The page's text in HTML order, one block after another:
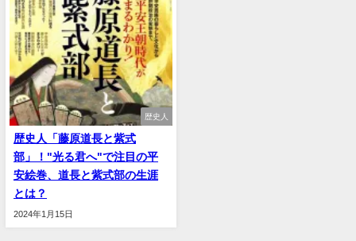
歴史人
歴史人「藤原道長と紫式
部」！"光る君へ"で注目の平
安絵巻、道長と紫式部の生涯
とは？
2024年1月15日